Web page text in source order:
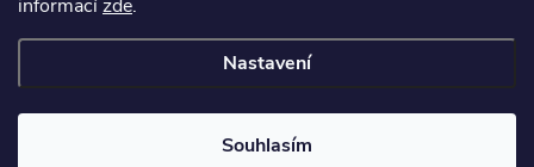
informacízde.
Nastavení
Souhlasím
ý
p
Copyright 2026Dypree. Všechna práva vyhrazena.